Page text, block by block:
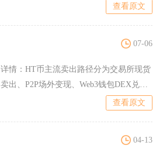
查看原文
07-06
详情： HT币主流卖出路径分为交易所现货
卖出、P2P场外变现、Web3钱包DEX兑换
查看原文
04-13